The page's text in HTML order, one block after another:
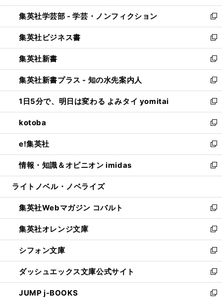
開
く
ウ
で
開
く
ン
ド
ウ
で
開
く
ウ
ィ
ン
ド
ウ
で
開
く
集英社学芸部 - 学芸・ノンフィクション
新
し
い
ウ
ィ
ン
ド
ウ
で
開
く
集英社ビジネス書
新
し
い
ウ
ィ
ン
ド
ウ
で
開
く
集英社新書
新
し
い
ウ
ィ
ン
ド
ウ
で
開
く
集英社新書プラス - 知の水先案内人
新
し
い
ウ
ィ
ン
ド
ウ
で
開
1日5分で、明日は変わる よみタイ yomitai
新
し
い
ウ
ィ
ン
ド
ウ
開
く
kotoba
新
し
い
ウ
ィ
ン
ウ
で
開
く
e!集英社
新
し
い
ウ
ン
ド
ウ
で
開
く
情報・知識＆オピニオン imidas
新
し
ウ
ィ
ン
ド
ウ
で
開
く
ライトノベル・ノベライズ
集英社Webマガジン コバルト
新
し
い
ウ
ィ
ン
ド
ウ
で
集英社オレンジ文庫
新
し
い
ウ
ィ
ン
ド
シフォン文庫
新
し
い
ウ
ィ
ダッシュエックス文庫公式サイト
新
し
い
JUMP j-BOOKS
新